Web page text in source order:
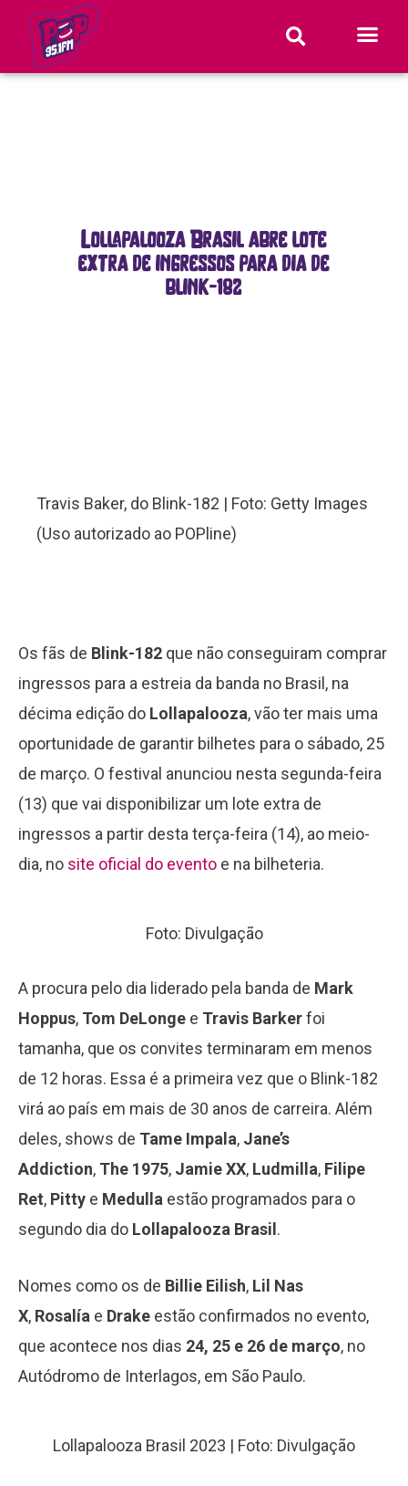
Lollapalooza Brasil abre lote
extra de ingressos para dia de
blink-182
Travis Baker, do Blink-182 | Foto: Getty Images
(Uso autorizado ao POPline)
Os fãs de Blink-182 que não conseguiram comprar
ingressos para a estreia da banda no Brasil, na
décima edição do Lollapalooza, vão ter mais uma
oportunidade de garantir bilhetes para o sábado, 25
de março. O festival anunciou nesta segunda-feira
(13) que vai disponibilizar um lote extra de
ingressos a partir desta terça-feira (14), ao meio-
dia, no site oficial do evento e na bilheteria.
Foto: Divulgação
A procura pelo dia liderado pela banda de Mark
Hoppus, Tom DeLonge e Travis Barkerfoi
tamanha, que os convites terminaram em menos
de 12 horas. Essa é a primeira vez que o Blink-182
virá ao país em mais de 30 anos de carreira. Além
deles, shows de Tame Impala, Jane’s
Addiction, The 1975, Jamie XX, Ludmilla, Filipe
Ret, Pitty e Medulla estão programados para o
segundo dia do Lollapalooza Brasil .
Nomes como os de Billie Eilish, Lil Nas
X, Rosalía e Drake estão confirmados no evento,
que acontece nos dias 24, 25 e 26 de março, no
Autódromo de Interlagos, em São Paulo.
Lollapalooza Brasil 2023 | Foto: Divulgação